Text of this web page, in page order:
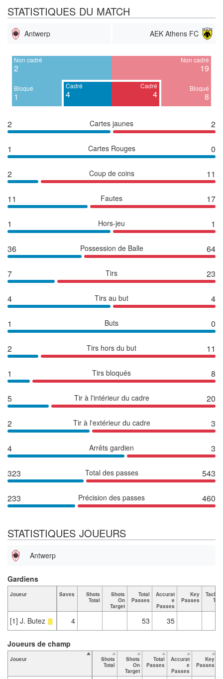
STATISTIQUES DU MATCH
Antwerp AEK Athens FC
Non cadré
2
Bloqué
1
Cadré
4
Cadré
4
Non cadré
19
Bloqué
8
2 Cartes jaunes 2
1 Cartes Rouges 0
2 Coup de coins 11
11 Fautes 17
1 Hors-jeu 1
36 Possession de Balle 64
7 Tirs 23
4 Tirs au but 4
1 Buts 0
2 Tirs hors du but 11
1 Tirs bloqués 8
5 Tir à l'intérieur du cadre 20
2 Tir à l'extérieur du cadre 3
4 Arrêts gardien 3
323 Total des passes 543
233 Précision des passes 460
STATISTIQUES JOUEURS
Antwerp
Joueur Saves
Shots
Total
Shots
On
Target
Total
Passes
Accurat
e
Passes
Key
Passes
[1] J. Butez 4 53 35
Gardiens
Joueur
Shots
Total
Shots
On
Target
Total
Passes
Accurat
e
Passes
Key
Passes
Joueurs de champ